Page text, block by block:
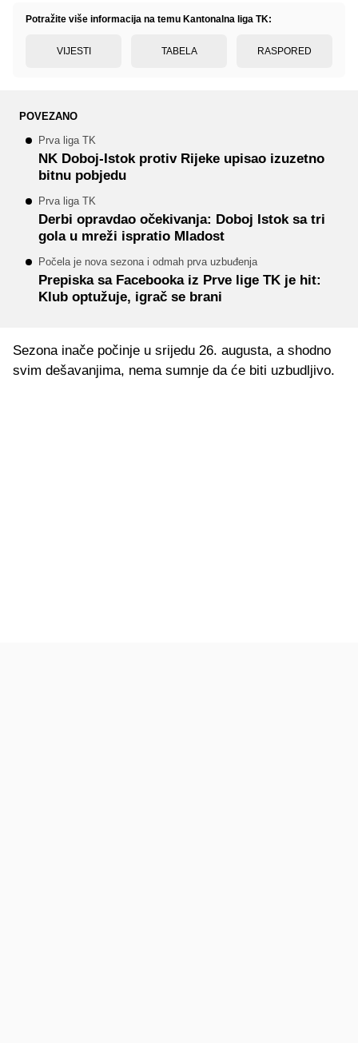
Potražite više informacija na temu Kantonalna liga TK:
VIJESTI TABELA RASPORED
POVEZANO
Prva liga TK
NK Doboj-Istok protiv Rijeke upisao izuzetno
bitnu pobjedu
Prva liga TK
Derbi opravdao očekivanja: Doboj Istok sa tri
gola u mreži ispratio Mladost
Počela je nova sezona i odmah prva uzbuđenja
Prepiska sa Facebooka iz Prve lige TK je hit:
Klub optužuje, igrač se brani
Sezona inače počinje u srijedu 26. augusta, a shodno
svim dešavanjima, nema sumnje da će biti uzbudljivo.